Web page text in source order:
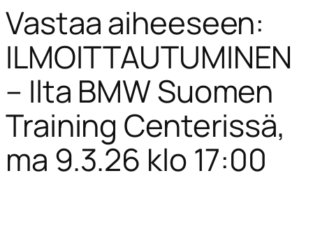
Vastaa aiheeseen:
ILMOITTAUTUMINEN
– Ilta BMW Suomen
Training Centerissä,
ma 9.3.26 klo 17:00